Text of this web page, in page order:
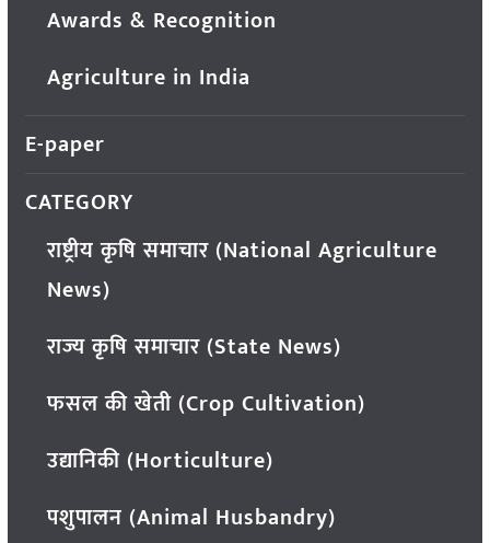
Awards & Recognition
Agriculture in India
E-paper
CATEGORY
राष्ट्रीय कृषि समाचार (National Agriculture
News)
राज्य कृषि समाचार (State News)
फसल की खेती (Crop Cultivation)
उद्यानिकी (Horticulture)
पशुपालन (Animal Husbandry)